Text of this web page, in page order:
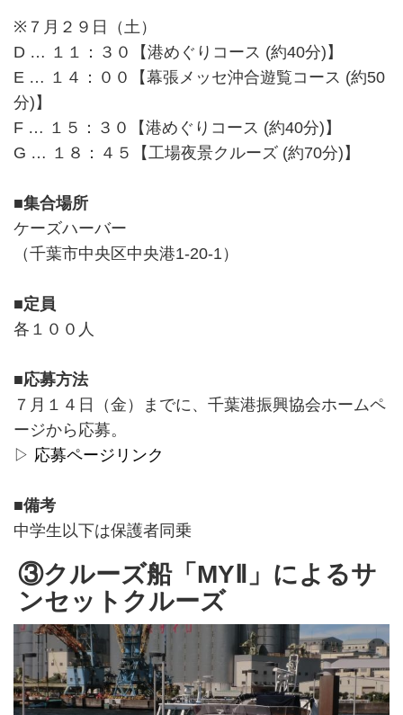
※７月２９日（土）
D … １１：３０【港めぐりコース (約40分)】
E … １４：００【幕張メッセ沖合遊覧コース (約50
分)】
F … １５：３０【港めぐりコース (約40分)】
G … １８：４５【工場夜景クルーズ (約70分)】
■集合場所
ケーズハーバー
（千葉市中央区中央港1-20-1）
■定員
各１００人
■応募方法
７月１４日（金）までに、千葉港振興協会ホームペ
ージから応募。
▷ 応募ページリンク
■備考
中学生以下は保護者同乗
③クルーズ船「MYⅡ」によるサ
ンセットクルーズ